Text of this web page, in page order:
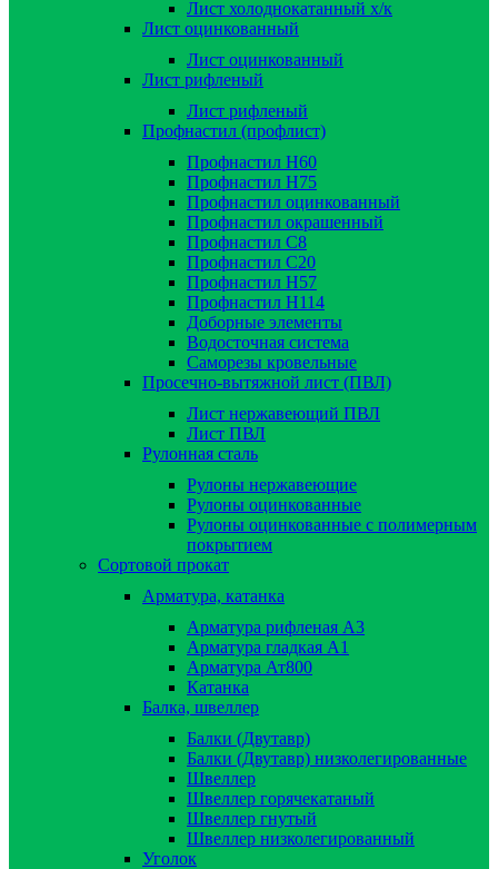
Лист холоднокатанный х/к
Лист оцинкованный
Лист оцинкованный
Лист рифленый
Лист рифленый
Профнастил (профлист)
Профнастил Н60
Профнастил Н75
Профнастил оцинкованный
Профнастил окрашенный
Профнастил С8
Профнастил С20
Профнастил Н57
Профнастил Н114
Доборные элементы
Водосточная система
Саморезы кровельные
Просечно-вытяжной лист (ПВЛ)
Лист нержавеющий ПВЛ
Лист ПВЛ
Рулонная сталь
Рулоны нержавеющие
Рулоны оцинкованные
Рулоны оцинкованные с полимерным
покрытием
Сортовой прокат
Арматура, катанка
Арматура рифленая А3
Арматура гладкая А1
Арматура Ат800
Катанка
Балка, швеллер
Балки (Двутавр)
Балки (Двутавр) низколегированные
Швеллер
Швеллер горячекатаный
Швеллер гнутый
Швеллер низколегированный
Уголок